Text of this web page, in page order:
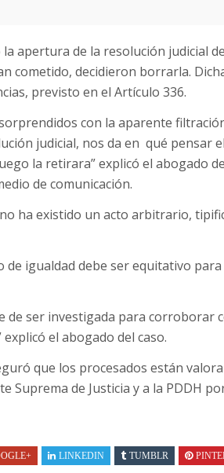
apertura de la resolución judicial
cometido, decidieron borrarla.
previsto en el Artículo 336.
con la aparente
judicial, nos da en qué pensar
la retirara” explicó el abogado
de comunicación.
ha existido un acto arbitrario,
igualdad debe ser equitativo
de ser investigada para corroborar
el abogado del caso.
que los procesados están
Suprema de Justicia y a la PDDH
LINKEDIN TUMBLR